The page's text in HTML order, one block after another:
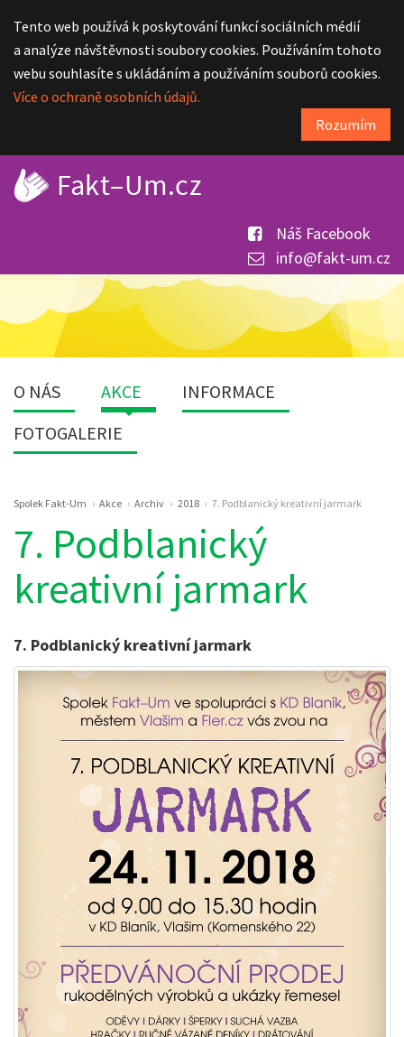
Tento web používá k poskytování funkcí sociálních médií
a analýze návštěvnosti soubory cookies. Používáním tohoto
webu souhlasíte s ukládáním a používáním souborů cookies.
Více o ochraně osobních údajů.
Rozumím
Náš Facebook
info@fakt-um.cz
O NÁS AKCE
INFORMACE
FOTOGALERIE
Spolek Fakt-Um Akce Archiv 2018 7. Podblanický kreativní jarmark
7. Podblanický
kreativní jarmark
7. Podblanický kreativní jarmark